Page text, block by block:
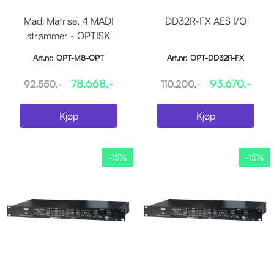
Madi Matrise, 4 MADI
strømmer - OPTISK
Art.nr: OPT-M8-OPT
92.550,- 78.668,-
Kjøp
DD32R-FX AES I/O
Art.nr: OPT-DD32R-FX
110.200,- 93.670,-
Kjøp
-15% -15%